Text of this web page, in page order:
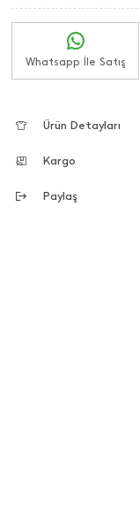
Whatsapp İle Satış
Ürün Detayları
Kargo
Paylaş